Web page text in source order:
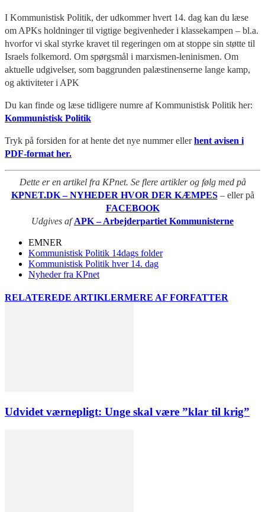
I Kommunistisk Politik, der udkommer hvert 14. dag kan du læse
om APKs holdninger til vigtige begivenheder i klassekampen – bl.a.
hvorfor vi skal styrke kravet til regeringen om at stoppe sin støtte til
Israels folkemord. Om spørgsmål i marxismen-leninismen. Om
aktuelle udgivelser, som baggrunden palæstinenserne lange kamp,
og aktiviteter i APK
Du kan finde og læse tidligere numre af Kommunistisk Politik her:
Kommunistisk Politik
Tryk på forsiden for at hente det nye nummer ellerhent avisen i
PDF-format her.
Dette er en artikel fra KPnet. Se flere artikler og følg med på
KPNET.DK – NYHEDER HVOR DER KÆMPES – eller på
FACEBOOK
Udgives afAPK – Arbejderpartiet Kommunisterne
EMNER
Kommunistisk Politik 14dags folder
Kommunistisk Politik hver 14. dag
Nyheder fra KPnet
RELATEREDE ARTIKLERMERE AF FORFATTER
Udvidet værnepligt: Unge skal være ”klar til krig”